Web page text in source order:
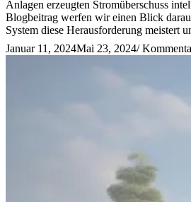
Anlagen erzeugten Stromüberschuss
Blogbeitrag werfen wir einen Blick
System diese Herausforderung meistert
Januar 11, 2024Mai 23, 2024/